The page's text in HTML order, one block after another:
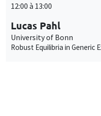
12:00 à 13:00
Lucas Pahl
University of Bonn
Robust Equilibria in Generic